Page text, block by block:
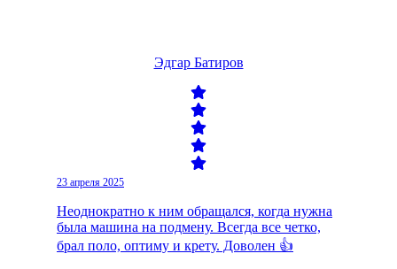
Эдгар Батиров
23 апреля 2025
Неоднократно к ним обращался, когда нужна
была машина на подмену. Всегда все четко,
брал поло, оптиму и крету. Доволен 👍